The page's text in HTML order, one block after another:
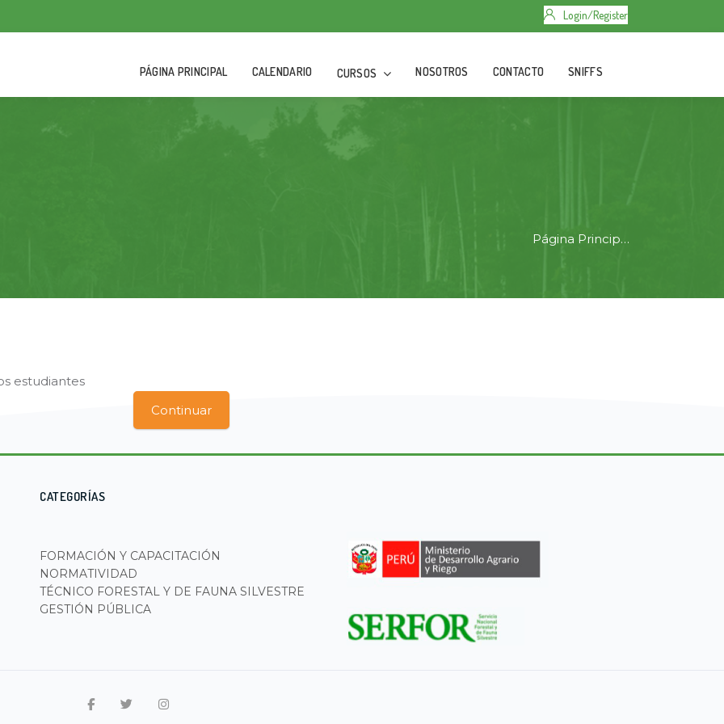
Login/Register
PÁGINA PRINCIPAL CALENDARIO CURSOS NOSOTROS CONTACTO SNIFFS
Página Principal
estudiantes
Continuar
CATEGORÍAS
FORMACIÓN Y CAPACITACIÓN
NORMATIVIDAD
TÉCNICO FORESTAL Y DE FAUNA SILVESTRE
GESTIÓN PÚBLICA